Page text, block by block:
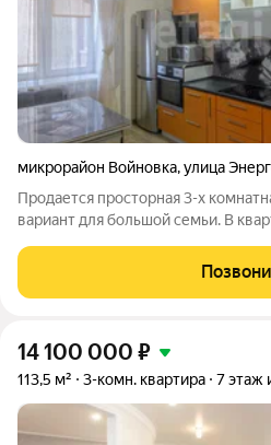
микрорайон Войновка,улица
Продается просторная 3-х
вариант для большой семьи. В
Прекрасная планировка: три
просторная кухня, раздельный
14 100 000 ₽
113,5 м² 3-комн. квартира 7 этаж